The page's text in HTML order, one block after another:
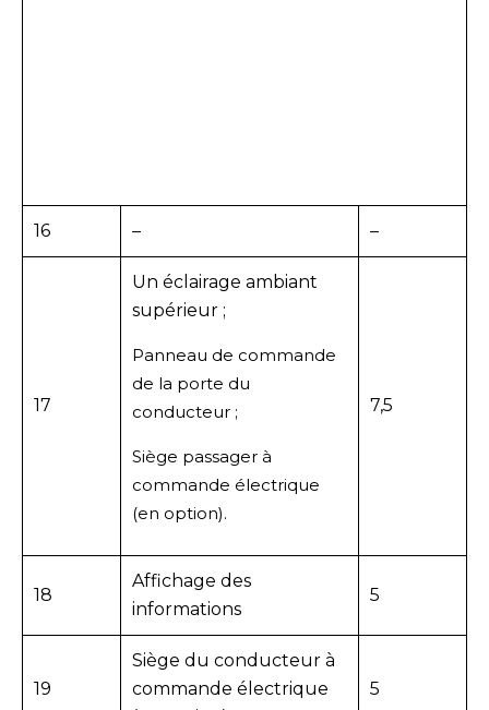
16 – –
17
Un éclairage ambiant
supérieur ;
Panneau de commande
de la porte du
conducteur ;
Siège passager à
commande électrique
(en option).
7,5
18
Affichage des
informations
5
19
Siège du conducteur à
commande électrique
5